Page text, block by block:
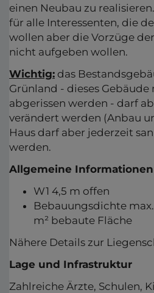
einen Neubau zu
für alle Interessenten, die
wollen aber die Vorzüge
nicht aufgeben wollen.
Wichtig: das
Grünland - dieses Gebäude
abgerissen werden - darf
verändert werden (Anbau
Haus darf aber jederzeit
werden.
Allgemeine
W1 4,5 m offen
Bebauungsdichte max.
m² bebaute Fläche
Nähere Details zur
Lage und Infrastruktur
Zahlreiche Ärzte, Schulen,